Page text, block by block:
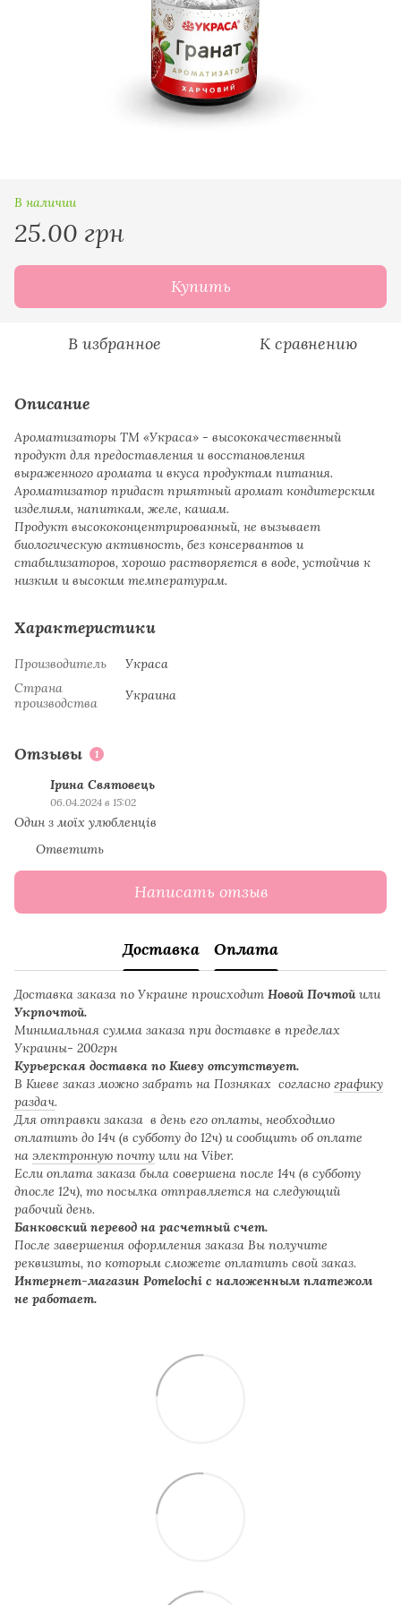
В наличии
25.00 грн
Купить
В избранное К сравнению
Описание
Ароматизаторы ТМ «Украса» - высококачественный
продукт для предоставления и восстановления
выраженного аромата и вкуса продуктам питания.
Ароматизатор придаст приятный аромат кондитерским
изделиям, напиткам, желе, кашам.
Продукт высококонцентрированный, не вызывает
биологическую активность, без консервантов и
стабилизаторов, хорошо растворяется в воде, устойчив к
низким и высоким температурам.
Характеристики
Производитель
Украса
Страна
производства
Украина
Отзывы 1
Ірина Святовець
06.04.2024 в 15:02
Один з моїх улюбленців
Ответить
Написать отзыв
Доставка Оплата
Доставка заказа по Украине происходит Новой Почтой или
Укрпочтой.
Минимальная сумма заказа при доставке в пределах
Украины- 200грн
Курьерская доставка по Киеву отсутствует.
В Киеве заказ можно забрать на Позняках согласно графику
раздач.
Для отправки заказа в день его оплаты, необходимо
оплатить до 14ч (в субботу до 12ч) и сообщить об оплате
на электронную почту или на Viber.
Если оплата заказа была совершена после 14ч (в субботу
дпосле 12ч), то посылка отправляется на следующий
рабочий день.
Банковский перевод на расчетный счет.
После завершения оформления заказа Вы получите
реквизиты, по которым сможете оплатить свой заказ.
Интернет-магазин Pomelochi с наложенным платежом
не работает.